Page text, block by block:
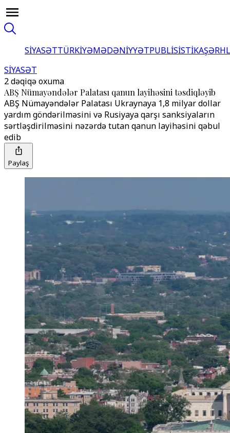
SİYASƏTTÜRKİYƏMƏDƏNİYYƏTPUBLİSİSTİKA
SİYASƏT
2 dəqiqə oxuma
ABŞ Nümayəndələr Palatası qanun layihəsini təsdiqləyib
ABŞ Nümayəndələr Palatası Ukraynaya 1,8 milyar dollar
yardım göndərilməsini və Rusiyaya qarşı sanksiyaların
sərtləşdirilməsini nəzərdə tutan qanun layihəsini qəbul
edib
Paylaş